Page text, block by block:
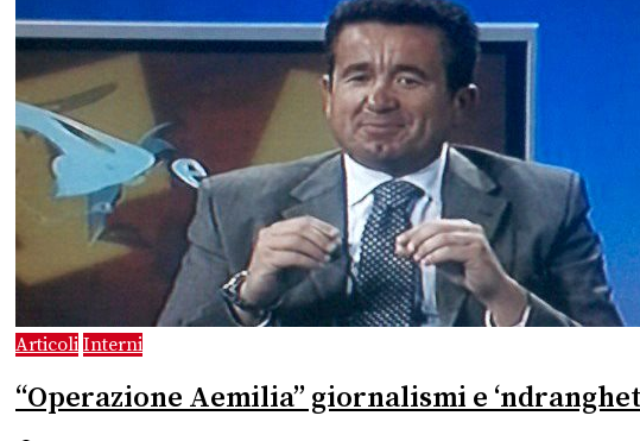
Articoli Interni
“Operazione Aemilia” giornalismi e